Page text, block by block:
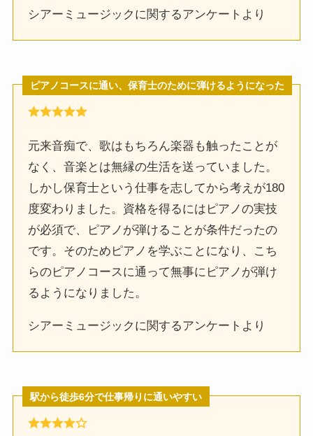
シアーミュージックに関するアンケートより
ピアノコースに通い、保育士のために弾けるようになった
元来音痴で、歌はもちろん楽器も触ったことが
なく、音楽とは無縁の生活を送っていました。
しかし保育士という仕事を志してから考えが180
度変わりました。資格を得るにはピアノの実技
が必須で、ピアノが弾けることが条件だったの
です。そのためピアノを学ぶことになり、こち
らのピアノコースに通って無事にピアノが弾け
るようになりました。
シアーミュージックに関するアンケートより
駅から徒歩6分で仕事帰りに通いやすい